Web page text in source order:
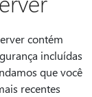
contém
incluídas
que você
recentes